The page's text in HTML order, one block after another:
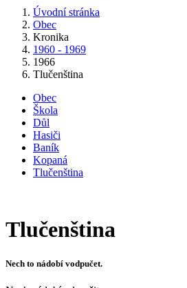
Úvodní stránka
Obec
Kronika
1960 - 1969
1966
Tlučenština
Obec
Škola
Důl
Hasiči
Baník
Kopaná
Tlučenština
Tlučenština
Nech to nádobí vodpučet.